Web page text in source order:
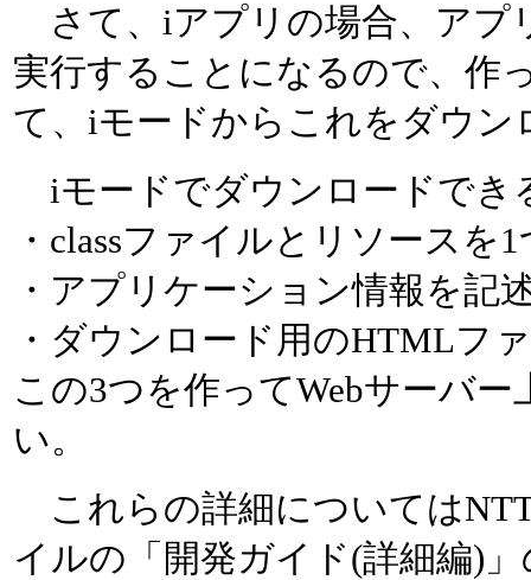
さて、iアプリの場合、アプ
実行することになるので、作
て、iモードからこれをダウ
iモードでダウンロードでき
・classファイルとリソースを
・アプリケーション情報を記
・ダウンロード用のHTMLフ
この3つを作ってWebサーバ
い。
これらの詳細については
イルの「開発ガイド(詳細編)